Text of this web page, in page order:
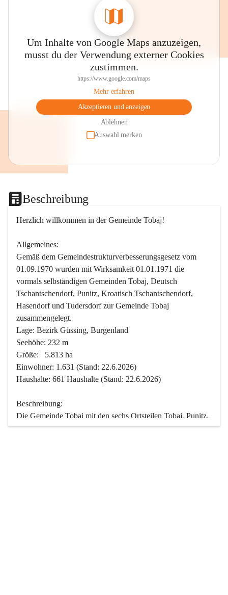
Um Inhalte von Google Maps anzuzeigen,
musst du der Verwendung externer Cookies
zustimmen.
https://www.google.com/maps
Mehr erfahren
Akzeptieren und anzeigen
Ablehnen
Auswahl merken
Beschreibung
Herzlich willkommen in der Gemeinde Tobaj!
Allgemeines:
Gemäß dem Gemeindestrukturverbesserungsgesetz vom
01.09.1970 wurden mit Wirksamkeit 01.01.1971 die
vormals selbständigen Gemeinden Tobaj, Deutsch
Tschantschendorf, Punitz, Kroatisch Tschantschendorf,
Hasendorf und Tudersdorf zur Gemeinde Tobaj
zusammengelegt.
Lage: Bezirk Güssing, Burgenland
Seehöhe: 232 m
Größe:   5.813 ha
Einwohner: 1.631 (Stand: 22.6.2026)
Haushalte: 661 Haushalte (Stand: 22.6.2026)
Beschreibung:
Die Gemeinde Tobaj mit den sechs Ortsteilen Tobaj, Punitz,
Deutsch Tschantschendorf, Kroatisch Tschantschendorf,